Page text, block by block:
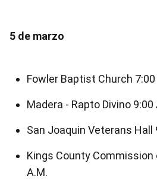
5 de marzo
Fowler Baptist Church 7:00
Madera - Rapto Divino 9:00
San Joaquin Veterans Hall
Kings County Commission
A.M.